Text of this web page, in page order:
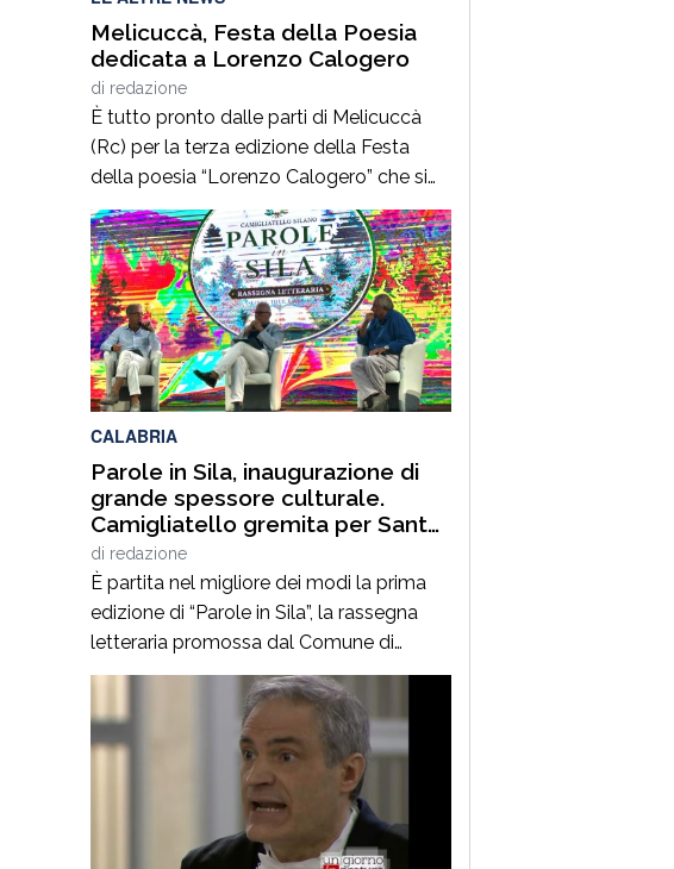
Melicuccà, Festa della Poesia
dedicata a Lorenzo Calogero
di redazione
È tutto pronto dalle parti di Melicuccà
(Rc) per la terza edizione della Festa
della poesia “Lorenzo Calogero” che si
terrà dal 6 all’11 agosto. Dopo il successo
delle prime due edizioni, nel 2024 e nel
2025, che hanno portato nell’entroterra
calabrese autorevoli protagonisti della
cultura italiana e internazionale, anche
per quest’annoLYRIKS – Laboratorio
Interdisciplinare […]
CALABRIA
Parole in Sila, inaugurazione di
grande spessore culturale.
Camigliatello gremita per Santo
Gioffrè e il Procuratore Aggiunto
Stefano Musolino
di redazione
È partita nel migliore dei modi la prima
edizione di “Parole in Sila”, la rassegna
letteraria promossa dal Comune di
Spezzano della Sila e diretta dal
giornalista Pasquale Motta, che fino al 19
agosto porterà a Camigliatello Silano
alcuni tra i più autorevoli protagonisti del
panorama culturale e istituzionale
italiano. Nella splendida cornice di Piazza